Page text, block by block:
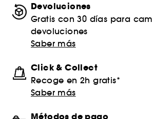
Devoluciones
Gratis con 30 días para
devoluciones
Saber más
Click & Collect
Recoge en 2h gratis*
Saber más